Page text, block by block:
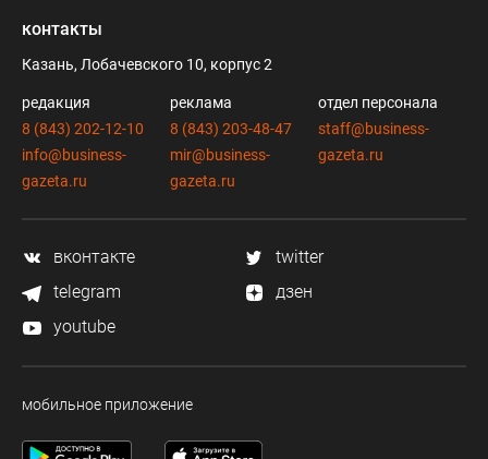
контакты
Казань, Лобачевского 10, корпус 2
редакция
8 (843) 202-12-10
info@business-
gazeta.ru
реклама
8 (843) 203-48-47
mir@business-
gazeta.ru
отдел персонала
staff@business-
gazeta.ru
вконтакте
twitter
telegram
дзен
youtube
мобильное приложение